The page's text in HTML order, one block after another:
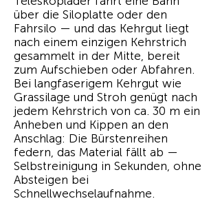
über die Siloplatte oder den
Fahrsilo — und das Kehrgut liegt
nach einem einzigen Kehrstrich
gesammelt in der Mitte, bereit
zum Aufschieben oder Abfahren.
Bei langfaserigem Kehrgut wie
Grassilage und Stroh genügt nach
jedem Kehrstrich von ca. 30 m ein
Anheben und Kippen an den
Anschlag: Die Bürstenreihen
federn, das Material fällt ab —
Selbstreinigung in Sekunden, ohne
Absteigen bei
Schnellwechselaufnahme.